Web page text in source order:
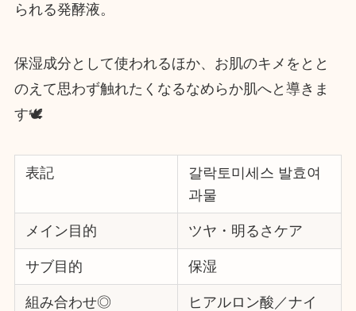
られる発酵液。
保湿成分として使われるほか、お肌のキメをとと
のえて思わず触れたくなるなめらか肌へと導きま
す🕊️
表記
갈락토미세스 발효여
과물
メイン目的 ツヤ・明るさケア
サブ目的 保湿
組み合わせ◎
ヒアルロン酸／ナイ